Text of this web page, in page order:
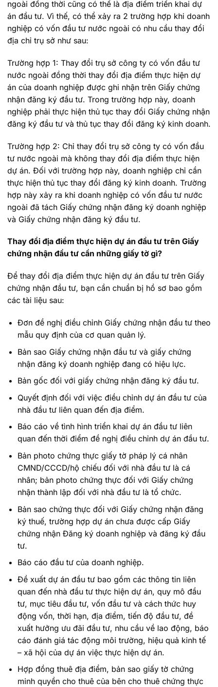
ngoài đồng thời cũng có thể là địa điểm triển khai dự
án đầu tư. Vì thế, có thể xảy ra 2 trường hợp khi doanh
nghiệp có vốn đầu tư nước ngoài có nhu cầu thay đổi
địa chỉ trụ sở như sau:
Trường hợp 1: Thay đổi trụ sở công ty có vốn đầu tư
nước ngoài đồng thời thay đổi địa điểm thực hiện dự
án của doanh nghiệp được ghi nhận trên Giấy chứng
nhận đăng ký đầu tư. Trong trường hợp này, doanh
nghiệp phải thực hiện thủ tục thay đổi Giấy chứng nhận
đăng ký đầu tư và thủ tục thay đổi đăng ký kinh doanh.
Trường hợp 2: Chỉ thay đổi trụ sở công ty có vốn đầu
tư nước ngoài mà không thay đổi địa điểm thực hiện
dự án. Đối với trường hợp này, doanh nghiệp chỉ cần
thực hiện thủ tục thay đổi đăng ký kinh doanh. Trường
hợp này xảy ra khi doanh nghiệp có vốn đầu tư nước
ngoài đã tách Giấy chứng nhận đăng ký doanh nghiệp
và Giấy chứng nhận đăng ký đầu tư.
Thay đổi địa điểm thực hiện dự án đầu tư trên Giấy
chứng nhận đầu tư cần những giấy tờ gì?
Để thay đổi địa điểm thực hiện dự án đầu tư trên Giấy
chứng nhận đầu tư, bạn cần chuẩn bị hồ sơ bao gồm
các tài liệu sau:
Đơn đề nghị điều chỉnh Giấy chứng nhận đầu tư theo
mẫu quy định của cơ quan quản lý.
Bản sao Giấy chứng nhận đầu tư và giấy chứng
nhận đăng ký doanh nghiệp đang có hiệu lực.
Bản gốc đối với giấy chứng nhận đăng ký đầu tư.
Quyết định đối với việc điều chỉnh dự án đầu tư của
nhà đầu tư liên quan đến địa điểm.
Báo cáo về tình hình triển khai dự án đầu tư liên
quan đến thời điểm đề nghị điều chỉnh dự án đầu tư.
Bản photo chứng thực giấy tờ pháp lý cá nhân
CMND/CCCD/hộ chiếu đối với nhà đầu tư là cá
nhân; bản photo chứng thực đối với Giấy chứng
nhận thành lập đối với nhà đầu tư là tổ chức.
Bản sao chứng thực đối với Giấy chứng nhận đăng
ký thuế, trường hợp dự án chưa được cấp Giấy
chứng nhận Đăng ký doanh nghiệp và đăng ký đầu
tư.
Báo cáo đầu tư của doanh nghiệp.
Đề xuất dự án đầu tư bao gồm các thông tin liên
quan đến nhà đầu tư thực hiện dự án, quy mô đầu
tư, mục tiêu đầu tư, vốn đầu tư và cách thức huy
động vốn, thời hạn, địa điểm, tiến độ đầu tư, đề
xuất hưởng ưu đãi đầu tư, nhu cầu về lao động, báo
cáo đánh giá tác động môi trường, hiệu quả kinh tế
– xã hội của dự án việc thực hiện dự án.
Hợp đồng thuê địa điểm, bản sao giấy tờ chứng
minh quyền cho thuê của bên cho thuê chứng thực